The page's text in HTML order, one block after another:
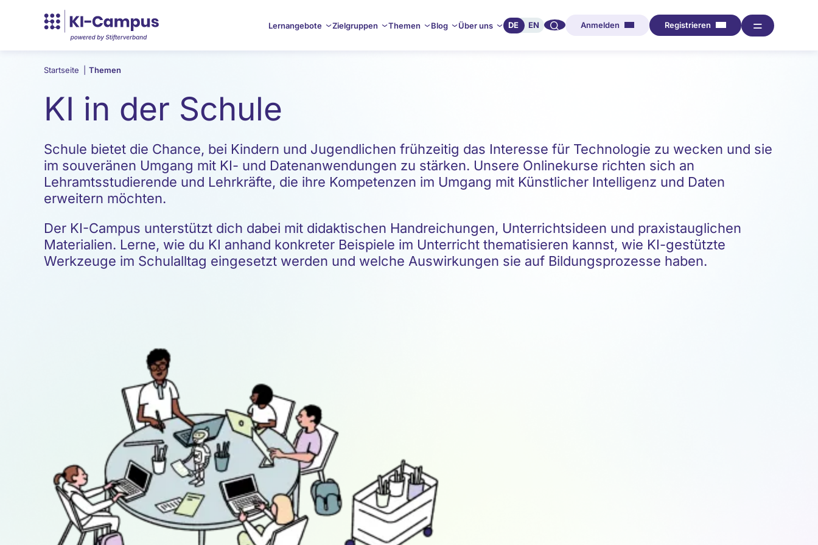
Lernangebote Zielgruppen Themen Blog Über uns DE EN 🔍︎︎ Anmelden Registrieren ═
Startseite Themen
KI in der Schule
Schule bietet die Chance, bei Kindern und Jugendlichen frühzeitig das Interesse für Technologie zu wecken und sie
im souveränen Umgang mit KI- und Datenanwendungen zu stärken. Unsere Onlinekurse richten sich an
Lehramtsstudierende und Lehrkräfte, die ihre Kompetenzen im Umgang mit Künstlicher Intelligenz und Daten
erweitern möchten.
Der KI-Campus unterstützt dich dabei mit didaktischen Handreichungen, Unterrichtsideen und praxistauglichen
Materialien. Lerne, wie du KI anhand konkreter Beispiele im Unterricht thematisieren kannst, wie KI-gestützte
Werkzeuge im Schulalltag eingesetzt werden und welche Auswirkungen sie auf Bildungsprozesse haben.